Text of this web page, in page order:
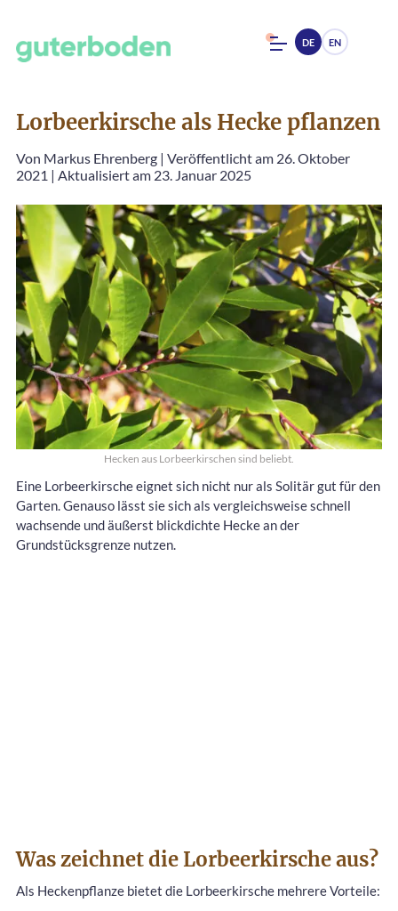
DE EN
Lorbeerkirsche als Hecke pflanzen
Von Markus Ehrenberg | Veröffentlicht am 26. Oktober
2021 | Aktualisiert am 23. Januar 2025
Hecken aus Lorbeerkirschen sind beliebt.
Eine Lorbeerkirsche eignet sich nicht nur als Solitär gut für den
Garten. Genauso lässt sie sich als vergleichsweise schnell
wachsende und äußerst blickdichte Hecke an der
Grundstücksgrenze nutzen.
Was zeichnet die Lorbeerkirsche aus?
Als Heckenpflanze bietet die Lorbeerkirsche mehrere Vorteile: